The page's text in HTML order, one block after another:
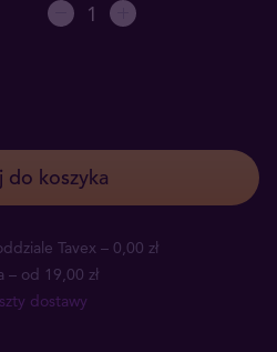
do koszyka
Tavex – 0,00 zł
– od 19,00 zł
dostawy